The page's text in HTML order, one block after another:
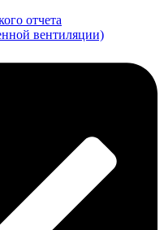
отчета
вентиляции)